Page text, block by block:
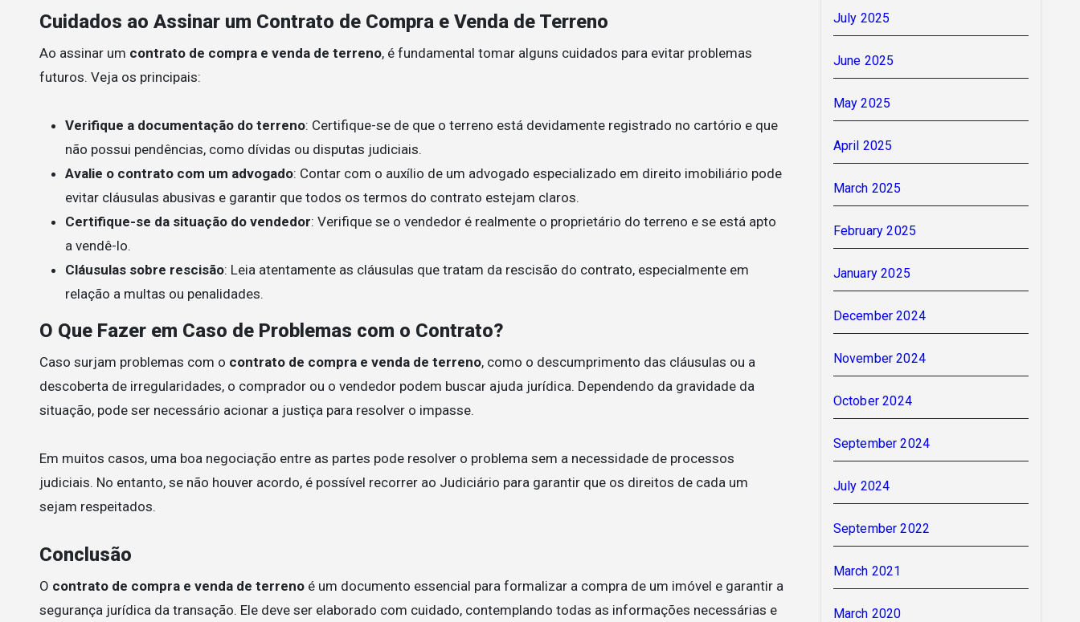
Cuidados ao Assinar um Contrato de Compra e Venda de Terreno
Ao assinar um contrato de compra e venda de terreno, é fundamental tomar alguns cuidados para evitar problemas
futuros. Veja os principais:
Verifique a documentação do terreno: Certifique-se de que o terreno está devidamente registrado no cartório e que
não possui pendências, como dívidas ou disputas judiciais.
Avalie o contrato com um advogado: Contar com o auxílio de um advogado especializado em direito imobiliário pode
evitar cláusulas abusivas e garantir que todos os termos do contrato estejam claros.
Certifique-se da situação do vendedor: Verifique se o vendedor é realmente o proprietário do terreno e se está apto
a vendê-lo.
Cláusulas sobre rescisão: Leia atentamente as cláusulas que tratam da rescisão do contrato, especialmente em
relação a multas ou penalidades.
O Que Fazer em Caso de Problemas com o Contrato?
Caso surjam problemas com o contrato de compra e venda de terreno, como o descumprimento das cláusulas ou a
descoberta de irregularidades, o comprador ou o vendedor podem buscar ajuda jurídica. Dependendo da gravidade da
situação, pode ser necessário acionar a justiça para resolver o impasse.
Em muitos casos, uma boa negociação entre as partes pode resolver o problema sem a necessidade de processos
judiciais. No entanto, se não houver acordo, é possível recorrer ao Judiciário para garantir que os direitos de cada um
sejam respeitados.
Conclusão
O contrato de compra e venda de terreno é um documento essencial para formalizar a compra de um imóvel e garantir a
segurança jurídica da transação. Ele deve ser elaborado com cuidado, contemplando todas as informações necessárias e
July 2025
June 2025
May 2025
April 2025
March 2025
February 2025
January 2025
December 2024
November 2024
October 2024
September 2024
July 2024
September 2022
March 2021
March 2020